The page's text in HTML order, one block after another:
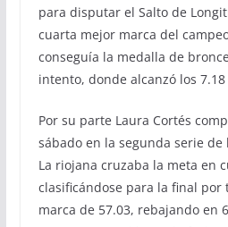
para disputar el Salto de
cuarta mejor marca del
conseguía la medalla de
intento, donde alcanzó los
Por su parte Laura Cortés
sábado en la segunda serie
La riojana cruzaba la meta en
clasificándose para la final por
marca de 57.03, rebajando en